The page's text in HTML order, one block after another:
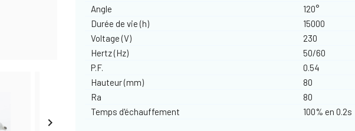

Angle
120°
Durée de vie (h)
15000
Voltage (V)
230
Hertz (Hz)
50/60
P.F.
0.54
Hauteur (mm)
80
Ra
80
Temps d'échauffement
100% en 0.2s